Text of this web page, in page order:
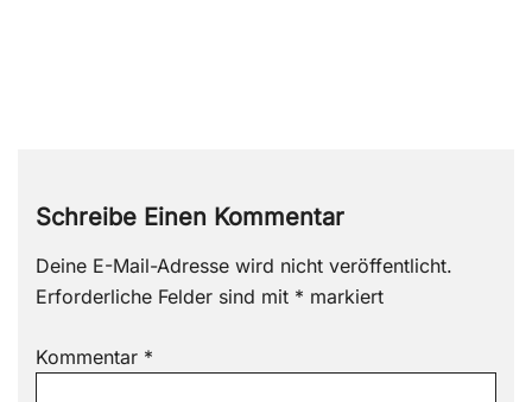
Schreibe Einen Kommentar
Deine E-Mail-Adresse wird nicht veröffentlicht.
Erforderliche Felder sind mit * markiert
Kommentar *